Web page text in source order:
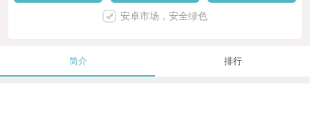
安卓市场，安全绿色
简介 排行